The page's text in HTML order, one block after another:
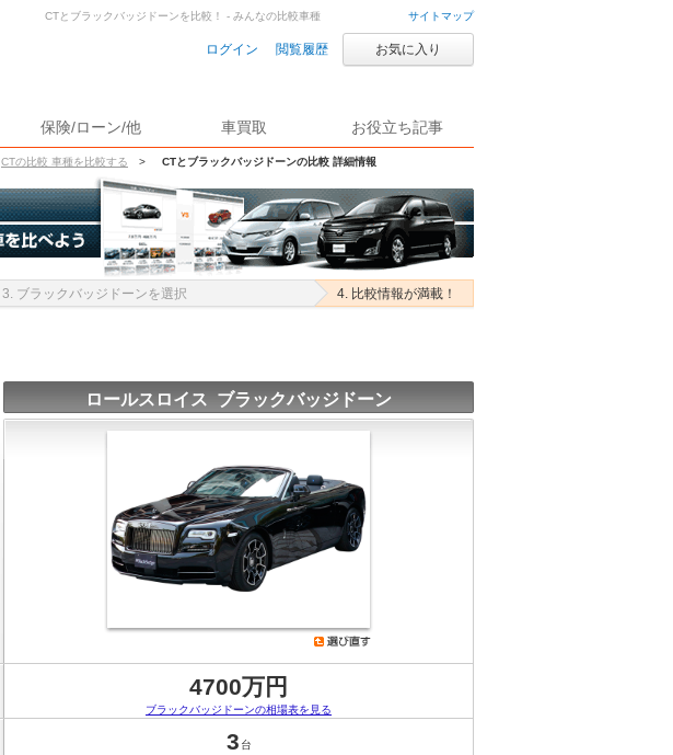
サイトマップ
ログイン 閲覧履歴 お気に入り
保険/ローン/他 車買取 お役立ち記事
CTの比較 車種を比較する > CTとブラックバッジドーンの比較 詳細情報
CTとブラックバッジドーンを比較！ - みんなの比較車種
3. ブラックバッジドーンを選択 4. 比較情報が満載！
ロールスロイス ブラックバッジドーン
4700万円
ブラックバッジドーンの相場表を見る
3 台